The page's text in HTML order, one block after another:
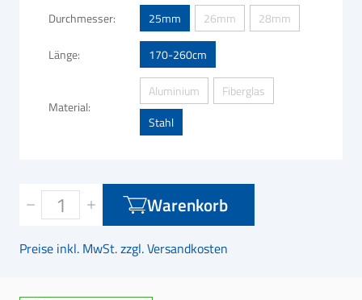
Durchmesser 25mm 26mm 28mm
Länge 170-260cm
Material
Aluminium
Fiberglas
Stahl
Warenkorb
Preise inkl. MwSt. zzgl. Versandkosten